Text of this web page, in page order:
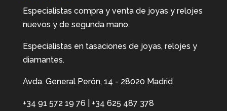
Especialistas compra y venta de joyas y relojes
nuevos y de segunda mano.
Especialistas en tasaciones de joyas, relojes y
diamantes.
Avda. General Perón, 14 - 28020 Madrid
+34 91 572 19 76 +34 625 487 378